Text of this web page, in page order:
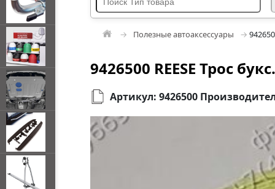
Полезные автоаксессуары
9426500 REESE Трос
Артикул: 9426500